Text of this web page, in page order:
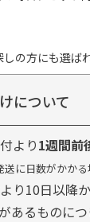
の方にも選ば
について
より1週間前
に日数がかかる
り10日以降か
あるものに